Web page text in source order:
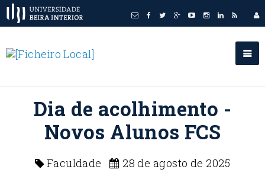
Dia de acolhimento -
Novos Alunos FCS
Faculdade 28 de agosto de 2025